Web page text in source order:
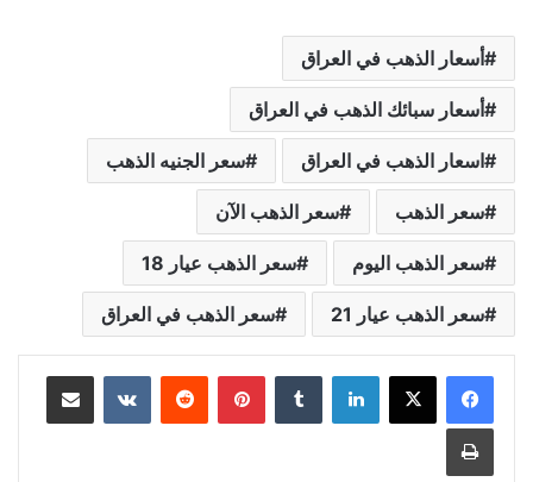
أسعار الذهب في العراق
أسعار سبائك الذهب في العراق
اسعار الذهب في العراق سعر الجنيه الذهب
سعر الذهب سعر الذهب الآن
سعر الذهب اليوم سعر الذهب عيار 18
سعر الذهب عيار 21 سعر الذهب في العراق
لينكدإن بينتيريست مشاركة عبر البريد
طباعة